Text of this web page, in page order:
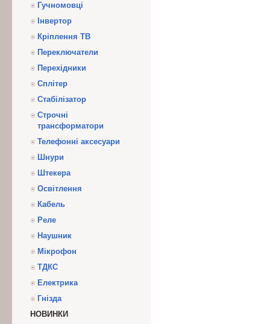
Гучномовці
Інвертор
Кріплення ТВ
Переключатели
Перехідники
Сплітер
Стабілізатор
Строчні
трансформатори
Телефонні аксесуари
Шнури
Штекера
Освітлення
Кабель
Реле
Наушник
Мікрофон
ТДКС
Електрика
Гнізда
НОВИНКИ